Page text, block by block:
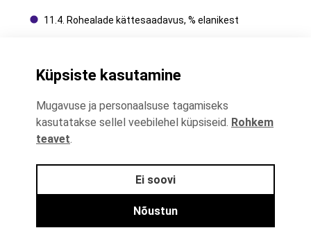
11.4. Rohealade kättesaadavus, % elanikest
Küpsiste kasutamine
Mugavuse ja personaalsuse tagamiseks
kasutatakse sellel veebilehel küpsiseid. Rohkem
teavet.
Ei soovi
Nõustun
Kontaktid
+372 625 9300
stat@stat.ee
Andmekaitse